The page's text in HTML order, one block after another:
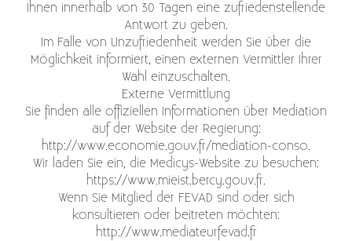
Ihnen innerhalb von 30 Tagen eine zufriedenstellende
Antwort zu geben.
Im Falle von Unzufriedenheit werden Sie über die
Möglichkeit informiert, einen externen Vermittler Ihrer
Wahl einzuschalten.
Externe Vermittlung
Sie finden alle offiziellen Informationen über Mediation
auf der Website der Regierung:
http://www.economie.gouv.fr/mediation-conso.
Wir laden Sie ein, die Medicys-Website zu besuchen:
https://www.mieist.bercy.gouv.fr.
Wenn Sie Mitglied der FEVAD sind oder sich
konsultieren oder beitreten möchten:
http://www.mediateurfevad.fr